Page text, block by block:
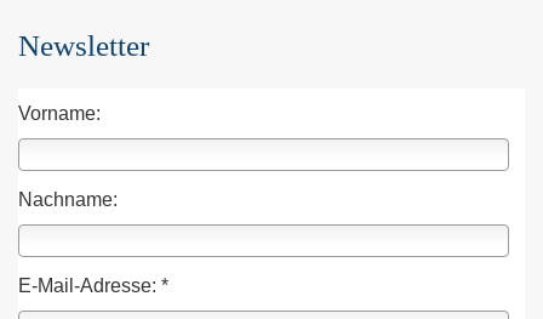
Newsletter
Vorname:
Nachname:
E-Mail-Adresse: *